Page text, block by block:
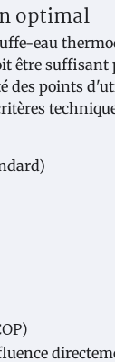
optimal
eau
être
des points